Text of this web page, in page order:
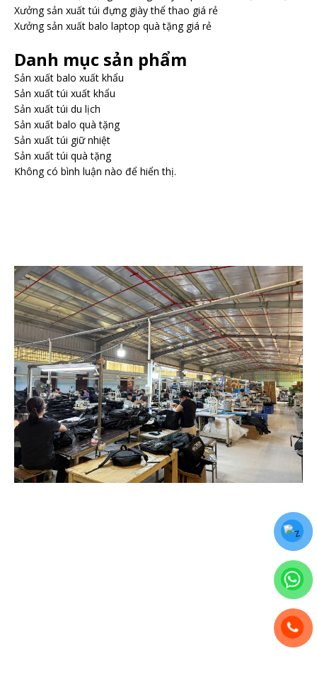
Xưởng sản xuất túi đựng giày thể thao giá rẻ
Xưởng sản xuất balo laptop quà tặng giá rẻ
Danh mục sản phẩm
Sản xuất balo xuất khẩu
Sản xuất túi xuất khẩu
Sản xuất túi du lịch
Sản xuất balo quà tặng
Sản xuất túi giữ nhiệt
Sản xuất túi quà tặng
Không có bình luận nào để hiển thị.